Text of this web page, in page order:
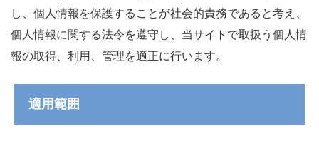
し、個人情報を保護することが社会的責務であると考え、
個人情報に関する法令を遵守し、当サイトで取扱う個人情
報の取得、利用、管理を適正に行います。
適用範囲